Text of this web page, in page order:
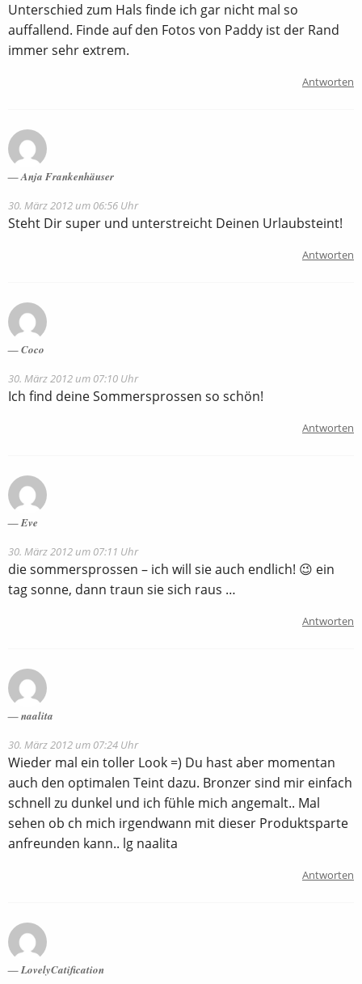
Unterschied zum Hals finde ich gar nicht mal so
auffallend. Finde auf den Fotos von Paddy ist der Rand
immer sehr extrem.
Antworten
Anja Frankenhäuser
30. März 2012 um 06:56 Uhr
Steht Dir super und unterstreicht Deinen Urlaubsteint!
Antworten
Coco
30. März 2012 um 07:10 Uhr
Ich find deine Sommersprossen so schön!
Antworten
Eve
30. März 2012 um 07:11 Uhr
die sommersprossen – ich will sie auch endlich! 😉 ein
tag sonne, dann traun sie sich raus …
Antworten
naalita
30. März 2012 um 07:24 Uhr
Wieder mal ein toller Look =) Du hast aber momentan
auch den optimalen Teint dazu. Bronzer sind mir einfach
schnell zu dunkel und ich fühle mich angemalt.. Mal
sehen ob ch mich irgendwann mit dieser Produktsparte
anfreunden kann.. lg naalita
Antworten
LovelyCatification